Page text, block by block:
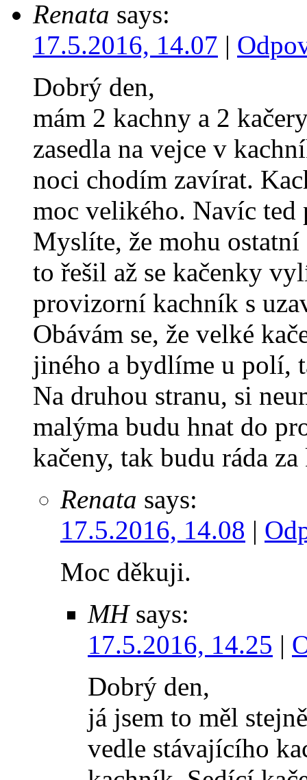
Renata says:
17.5.2016, 14.07 |
Dobrý den,
mám 2 kachny a 2
zasedla na vejce v
noci chodím zavírat.
moc velikého. Navíc ted
Myslíte, že mohu
to řešil až se kačenky
provizorní kachník s
Obávám se, že velké
jiného a bydlíme u polí,
Na druhou stranu, si
malýma budu hnat do
kačeny, tak budu ráda
Renata says:
17.5.2016, 14.08 |
Moc děkuji.
MH says:
17.5.2016, 14.25 |
Dobrý den,
já jsem to měl
vedle stávajícího